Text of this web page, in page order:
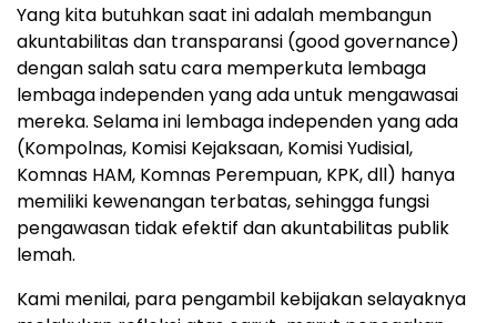
Yang kita butuhkan saat ini adalah membangun
akuntabilitas dan transparansi (good governance)
dengan salah satu cara memperkuta lembaga
lembaga independen yang ada untuk mengawasai
mereka. Selama ini lembaga independen yang ada
(Kompolnas, Komisi Kejaksaan, Komisi Yudisial,
Komnas HAM, Komnas Perempuan, KPK, dll) hanya
memiliki kewenangan terbatas, sehingga fungsi
pengawasan tidak efektif dan akuntabilitas publik
lemah.
Kami menilai, para pengambil kebijakan selayaknya